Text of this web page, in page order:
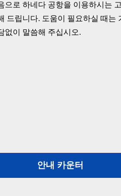
으로 하네다 공항을 이용하시는
드립니다. 도움이 필요하실 때는
없이 말씀해 주십시오.
안내 카운터